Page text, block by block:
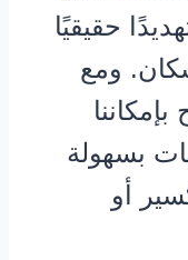
حقيقيًا
ومع
بسهولة
أو